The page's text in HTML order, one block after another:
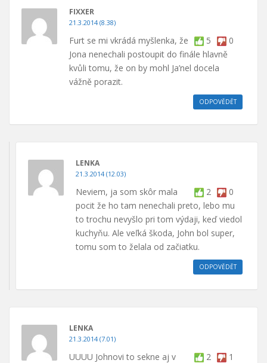
FIXXER
21.3.2014 (8.38)
5 0
Furt se mi vkrádá myšlenka, že
Jona nenechali postoupit do finále hlavně
kvůli tomu, že on by mohl Ja’nel docela
vážně porazit.
ODPOVĚDĚT
LENKA
21.3.2014 (12.03)
2 0
Neviem, ja som skôr mala
pocit že ho tam nenechali preto, lebo mu
to trochu nevyšlo pri tom výdaji, keď viedol
kuchyňu. Ale veľká škoda, John bol super,
tomu som to želala od začiatku.
ODPOVĚDĚT
LENKA
21.3.2014 (7.01)
2 1
UUUU Johnovi to sekne aj v